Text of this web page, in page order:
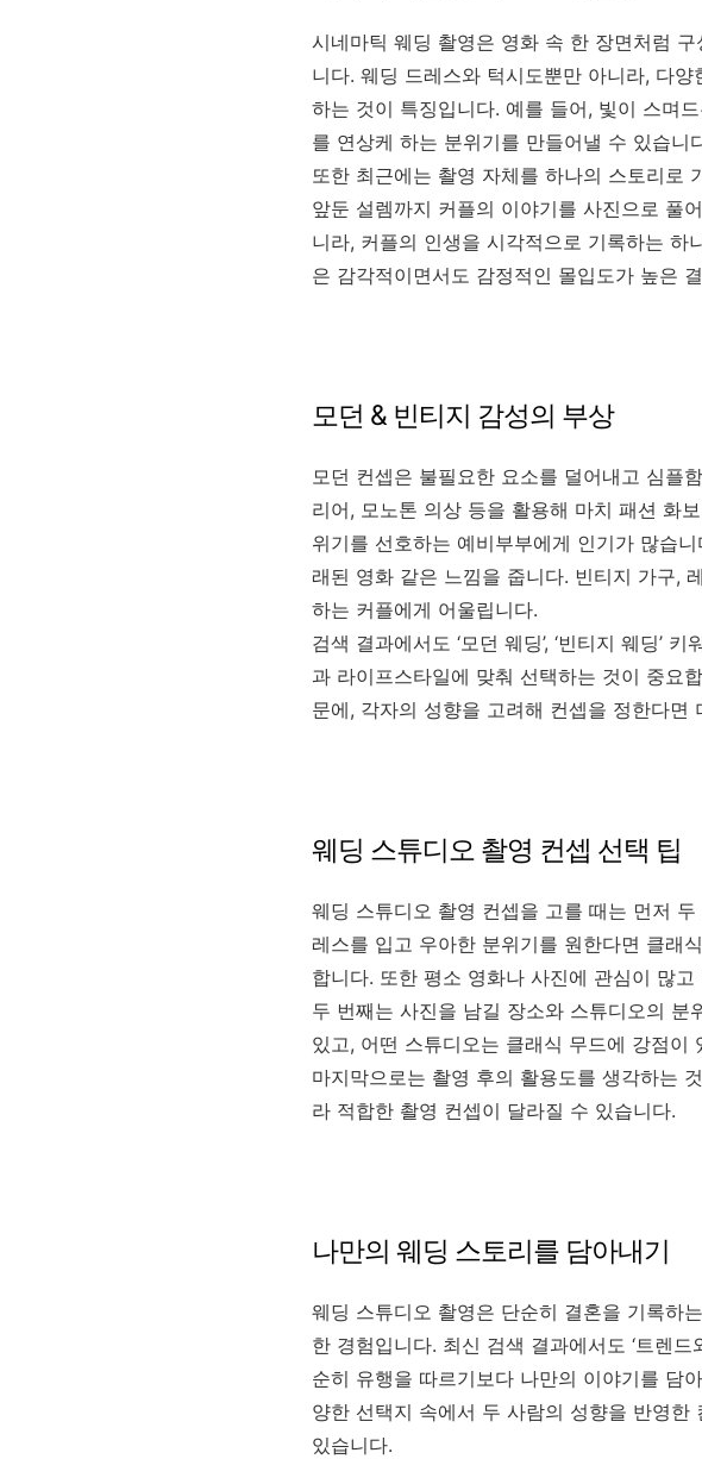
시네마틱 웨딩 촬영은 영화 속 한 장면처럼
니다. 웨딩 드레스와 턱시도뿐만 아니라, 다
하는 것이 특징입니다. 예를 들어, 빛이 스며
를 연상케 하는 분위기를 만들어낼 수 있습니
또한 최근에는 촬영 자체를 하나의 스토리로
앞둔 설렘까지 커플의 이야기를 사진으로 풀
니라, 커플의 인생을 시각적으로 기록하는 하
은 감각적이면서도 감정적인 몰입도가 높은
모던 & 빈티지 감성의 부상
모던 컨셉은 불필요한 요소를 덜어내고 심플
리어, 모노톤 의상 등을 활용해 마치 패션 화
위기를 선호하는 예비부부에게 인기가 많습
래된 영화 같은 느낌을 줍니다. 빈티지 가구,
하는 커플에게 어울립니다.
검색 결과에서도 ‘모던 웨딩’, ‘빈티지 웨딩’
과 라이프스타일에 맞춰 선택하는 것이 중요
문에, 각자의 성향을 고려해 컨셉을 정한다면
웨딩 스튜디오 촬영 컨셉 선택 팁
웨딩 스튜디오 촬영 컨셉을 고를 때는 먼저
레스를 입고 우아한 분위기를 원한다면 클래
합니다. 또한 평소 영화나 사진에 관심이 많
두 번째는 사진을 남길 장소와 스튜디오의
있고, 어떤 스튜디오는 클래식 무드에 강점
마지막으로는 촬영 후의 활용도를 생각하는
라 적합한 촬영 컨셉이 달라질 수 있습니다.
나만의 웨딩 스토리를 담아내기
웨딩 스튜디오 촬영은 단순히 결혼을 기록하
한 경험입니다. 최신 검색 결과에서도 ‘트렌
순히 유행을 따르기보다 나만의 이야기를 담
양한 선택지 속에서 두 사람의 성향을 반영
있습니다.